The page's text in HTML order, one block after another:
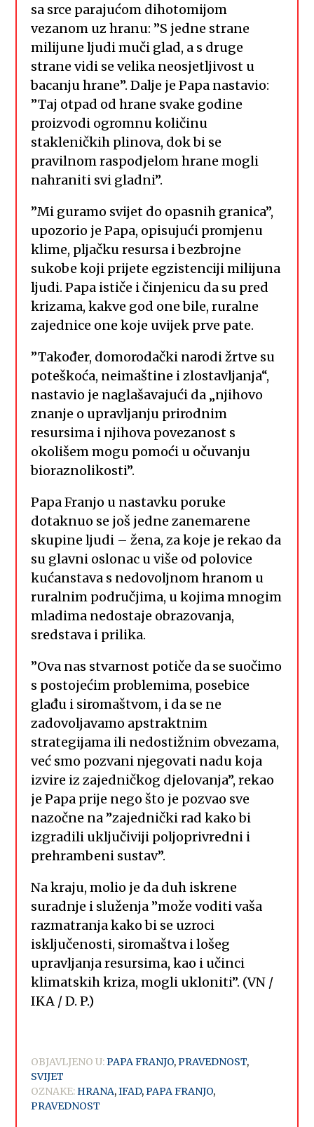
sa srce parajućom dihotomijom
vezanom uz hranu: ”S jedne strane
milijune ljudi muči glad, a s druge
strane vidi se velika neosjetljivost u
bacanju hrane”. Dalje je Papa nastavio:
”Taj otpad od hrane svake godine
proizvodi ogromnu količinu
stakleničkih plinova, dok bi se
pravilnom raspodjelom hrane mogli
nahraniti svi gladni”.
”Mi guramo svijet do opasnih granica”,
upozorio je Papa, opisujući promjenu
klime, pljačku resursa i bezbrojne
sukobe koji prijete egzistenciji milijuna
ljudi. Papa ističe i činjenicu da su pred
krizama, kakve god one bile, ruralne
zajednice one koje uvijek prve pate.
”Također, domorodački narodi žrtve su
poteškoća, neimaštine i zlostavljanja“,
nastavio je naglašavajući da „njihovo
znanje o upravljanju prirodnim
resursima i njihova povezanost s
okolišem mogu pomoći u očuvanju
bioraznolikosti”.
Papa Franjo u nastavku poruke
dotaknuo se još jedne zanemarene
skupine ljudi – žena, za koje je rekao da
su glavni oslonac u više od polovice
kućanstava s nedovoljnom hranom u
ruralnim područjima, u kojima mnogim
mladima nedostaje obrazovanja,
sredstava i prilika.
”Ova nas stvarnost potiče da se suočimo
s postojećim problemima, posebice
glađu i siromaštvom, i da se ne
zadovoljavamo apstraktnim
strategijama ili nedostižnim obvezama,
već smo pozvani njegovati nadu koja
izvire iz zajedničkog djelovanja”, rekao
je Papa prije nego što je pozvao sve
nazočne na ”zajednički rad kako bi
izgradili uključiviji poljoprivredni i
prehrambeni sustav”.
Na kraju, molio je da duh iskrene
suradnje i služenja ”može voditi vaša
razmatranja kako bi se uzroci
isključenosti, siromaštva i lošeg
upravljanja resursima, kao i učinci
klimatskih kriza, mogli ukloniti”. (VN /
IKA / D. P.)
OBJAVLJENO U:PAPA FRANJO,PRAVEDNOST,
SVIJET
OZNAKE: HRANA,IFAD,PAPA FRANJO,
PRAVEDNOST